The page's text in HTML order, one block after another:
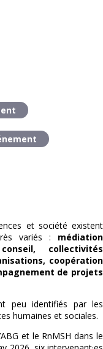
et société existent
variés : médiation
collectivités
coopération
de projets
peu identifiés par les
humaines et sociales.
et le RnMSH dans le